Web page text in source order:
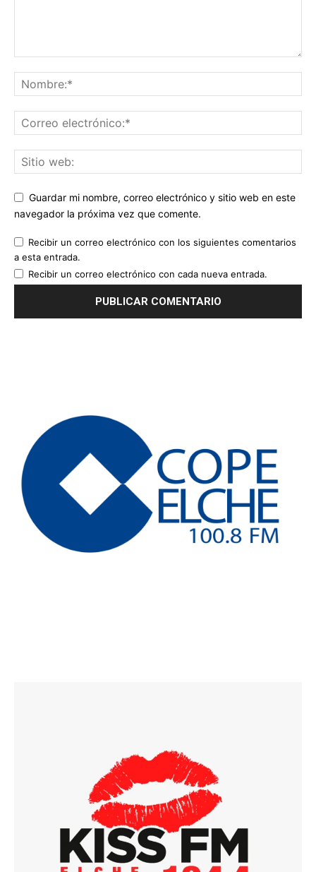
Guardar mi nombre, correo electrónico y sitio web en este
navegador la próxima vez que comente.
Recibir un correo electrónico con los siguientes comentarios
a esta entrada.
Recibir un correo electrónico con cada nueva entrada.